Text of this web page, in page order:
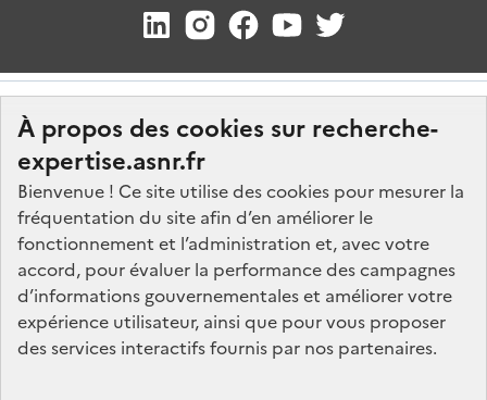
À propos des cookies sur recherche-
expertise.asnr.fr
Bienvenue ! Ce site utilise des cookies pour mesurer la
fréquentation du site afin d’en améliorer le
fonctionnement et l’administration et, avec votre
accord, pour évaluer la performance des campagnes
d’informations gouvernementales et améliorer votre
expérience utilisateur, ainsi que pour vous proposer
des services interactifs fournis par nos partenaires.
Nos marchés
Nos offres d'emploi
FAQ
Glossaire